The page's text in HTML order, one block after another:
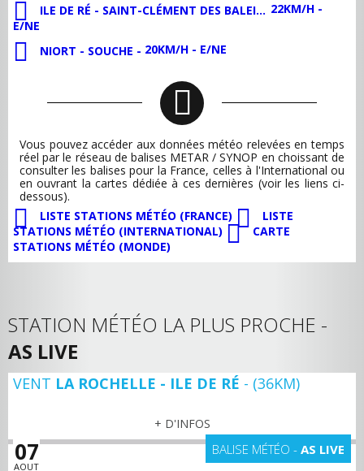
ILE DE RÉ - SAINT-CLÉMENT DES BALEINES - 22KM/H -
E/NE
NIORT - SOUCHE - 20KM/H - E/NE
Vous pouvez accéder aux données météo relevées en temps
réel par le réseau de balises METAR / SYNOP en choissant de
consulter les balises pour la France, celles à l'International ou
en ouvrant la cartes dédiée à ces dernières (voir les liens ci-
dessous).
LISTE STATIONS MÉTÉO (FRANCE)
LISTE
STATIONS MÉTÉO (INTERNATIONAL)
CARTE
STATIONS MÉTÉO (MONDE)
STATION MÉTÉO LA PLUS PROCHE -
AS LIVE
VENT LA ROCHELLE - ILE DE RÉ - (36KM)
07
AOUT
BALISE MÉTÉO - AS LIVE
+ D'INFOS